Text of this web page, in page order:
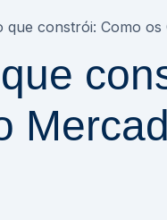
que constrói: Como